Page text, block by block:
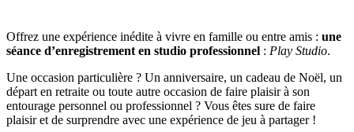
Offrez une expérience inédite à vivre en famille ou entre amis : une
séance d’enregistrement en studio professionnel : Play Studio.
Une occasion particulière ? Un anniversaire, un cadeau de Noël, un
départ en retraite ou toute autre occasion de faire plaisir à son
entourage personnel ou professionnel ? Vous êtes sure de faire
plaisir et de surprendre avec une expérience de jeu à partager !